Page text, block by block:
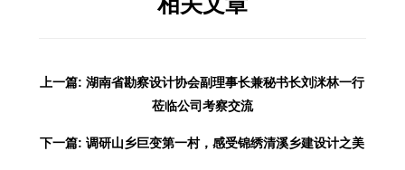
上一篇: 湖南省勘察设计协会副理事长兼秘书长刘洣林一行
莅临公司考察交流
下一篇: 调研山乡巨变第一村，感受锦绣清溪乡建设计之美